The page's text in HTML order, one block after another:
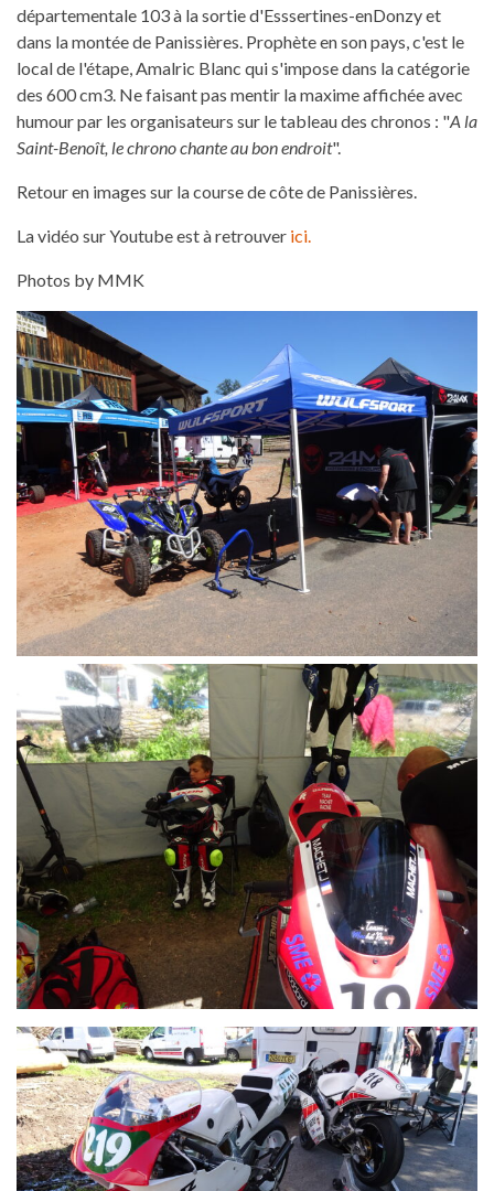
départementale 103 à la sortie d'Esssertines-enDonzy et
dans la montée de Panissières. Prophète en son pays, c'est le
local de l'étape, Amalric Blanc qui s'impose dans la catégorie
des 600 cm3. Ne faisant pas mentir la maxime affichée avec
humour par les organisateurs sur le tableau des chronos : "A la
Saint-Benoît, le chrono chante au bon endroit".
Retour en images sur la course de côte de Panissières.
La vidéo sur Youtube est à retrouver ici.
Photos by MMK